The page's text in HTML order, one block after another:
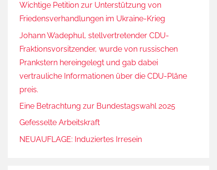
Wichtige Petition zur Unterstützung von
Friedensverhandlungen im Ukraine-Krieg
Johann Wadephul, stellvertretender CDU-
Fraktionsvorsitzender, wurde von russischen
Prankstern hereingelegt und gab dabei
vertrauliche Informationen über die CDU-Pläne
preis.
Eine Betrachtung zur Bundestagswahl 2025
Gefesselte Arbeitskraft
NEUAUFLAGE: Induziertes Irresein